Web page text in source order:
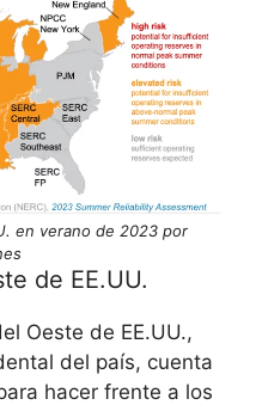
en verano de 2023 por
de EE.UU.
Oeste de EE.UU.,
del país, cuenta
hacer frente a los